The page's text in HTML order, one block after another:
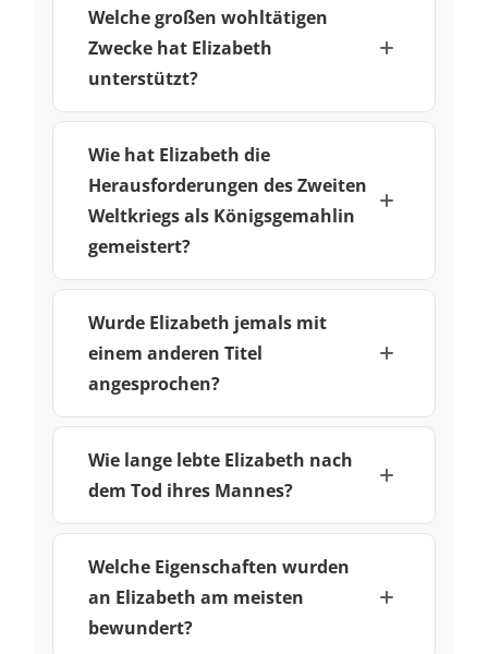
Welche großen wohltätigen
Zwecke hat Elizabeth
unterstützt?
Wie hat Elizabeth die
Herausforderungen des Zweiten
Weltkriegs als Königsgemahlin
gemeistert?
Wurde Elizabeth jemals mit
einem anderen Titel
angesprochen?
Wie lange lebte Elizabeth nach
dem Tod ihres Mannes?
Welche Eigenschaften wurden
an Elizabeth am meisten
bewundert?